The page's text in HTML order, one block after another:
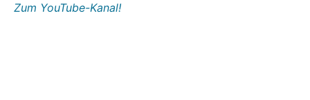
Zum YouTube-Kanal!